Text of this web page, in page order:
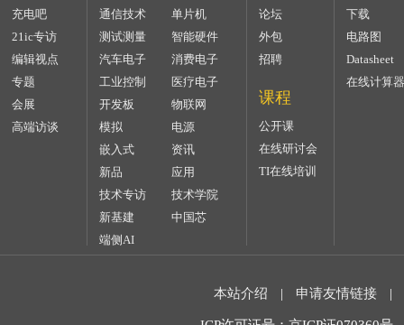
充电吧
21ic专访
编辑视点
专题
会展
高端访谈
通信技术
单片机
测试测量
智能硬件
汽车电子
消费电子
工业控制
医疗电子
开发板
物联网
模拟
电源
嵌入式
资讯
新品
应用
技术专访
技术学院
新基建
中国芯
端侧AI
论坛
外包
招聘
课程
公开课
在线研讨会
TI在线培训
下载
电路图
Datasheet
在线计算器
本站介绍 | 申请友情链接 |